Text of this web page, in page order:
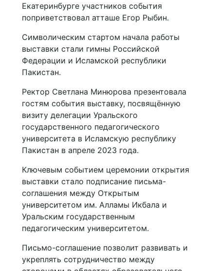
Екатеринбурге участников события
поприветствовал атташе Егор Рыбин.
Символическим стартом начала работы
выставки стали гимны Российской
Федерации и Исламской республики
Пакистан.
Ректор Светлана Минюрова презентовала
гостям события выставку, посвящённую
визиту делегации Уральского
государственного педагогического
университета в Исламскую республику
Пакистан в апреле 2023 года.
Ключевым событием церемонии открытия
выставки стало подписание письма-
соглашения между Открытым
университетом им. Алламы Икбала и
Уральским государственным
педагогическим университетом.
Письмо-соглашение позволит развивать и
укреплять сотрудничество между